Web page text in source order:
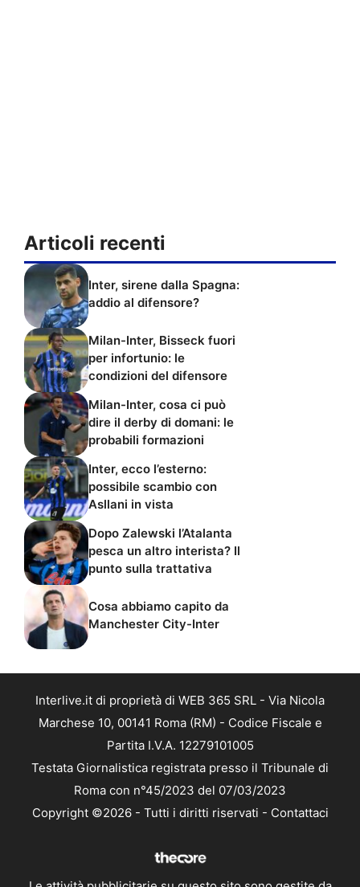
Articoli recenti
Inter, sirene dalla Spagna:
addio al difensore?
Milan-Inter, Bisseck fuori
per infortunio: le
condizioni del difensore
Milan-Inter, cosa ci può
dire il derby di domani: le
probabili formazioni
Inter, ecco l’esterno:
possibile scambio con
Asllani in vista
Dopo Zalewski l’Atalanta
pesca un altro interista? Il
punto sulla trattativa
Cosa abbiamo capito da
Manchester City-Inter
Interlive.it di proprietà di WEB 365 SRL - Via Nicola
Marchese 10, 00141 Roma (RM) - Codice Fiscale e
Partita I.V.A. 12279101005
Testata Giornalistica registrata presso il Tribunale di
Roma con n°45/2023 del 07/03/2023
Copyright ©2026 - Tutti i diritti riservati - Contattaci